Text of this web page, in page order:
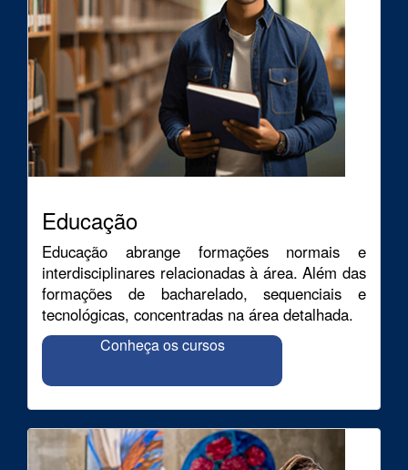
Educação
Educação abrange formações normais e
interdisciplinares relacionadas à área. Além das
formações de bacharelado, sequenciais e
tecnológicas, concentradas na área detalhada.
Conheça os cursos